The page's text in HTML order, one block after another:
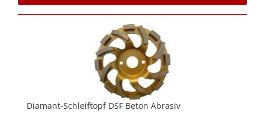
Diamant-Schleiftopf DSF Beton Abrasiv